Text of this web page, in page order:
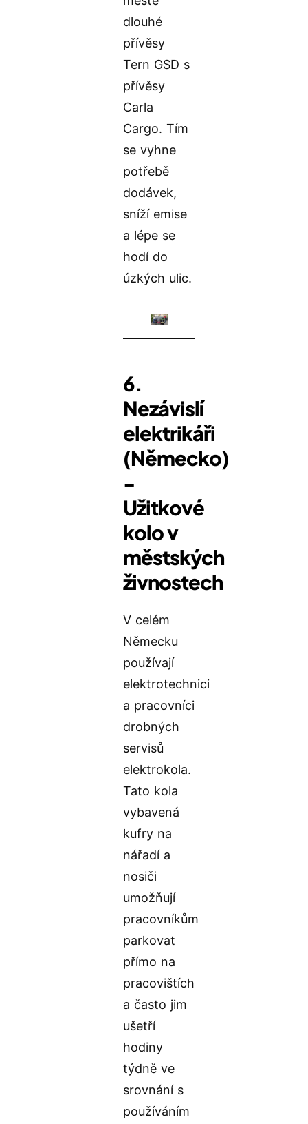
dlouhé
přívěsy
Tern GSD s
přívěsy
Carla
Cargo. Tím
se vyhne
potřebě
dodávek,
sníží emise
a lépe se
hodí do
úzkých ulic.
6.
Nezávislí
elektrikáři
(Německo)
-
Užitkové
kolo v
městských
živnostech
V celém
Německu
používají
elektrotechnici
a pracovníci
drobných
servisů
elektrokola.
Tato kola
vybavená
kufry na
nářadí a
nosiči
umožňují
pracovníkům
parkovat
přímo na
pracovištích
a často jim
ušetří
hodiny
týdně ve
srovnání s
používáním